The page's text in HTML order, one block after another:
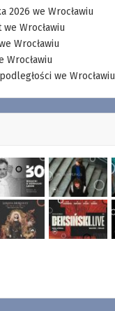
2026 we Wrocławiu
Wrocławiu
Wrocławiu
Wrocławiu
we Wrocławiu